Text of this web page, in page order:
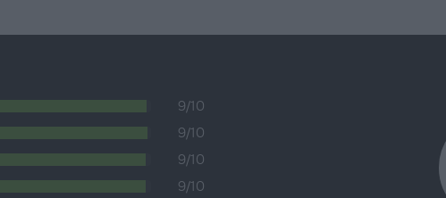
9/10
9/10
9/10
9/10